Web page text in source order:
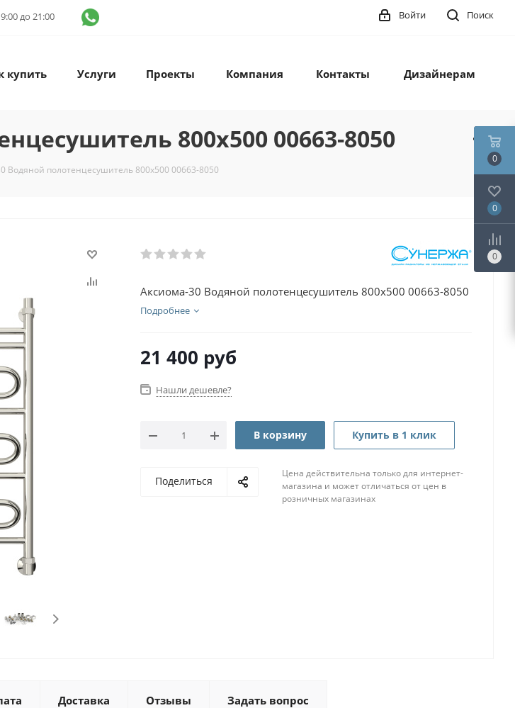
до 21:00 Поиск
Войти
купить Услуги Проекты Компания Контакты Дизайнерам
800х500 00663-8050
Водяной полотенцесушитель 800х500 00663-8050
Аксиома-30 Водяной полотенцесушитель 800х500 00663-8050
Подробнее
21 400 руб
Нашли дешевле?
В корзину Купить в 1 клик
Поделиться
Цена действительна только для интернет-
магазина и может отличаться от цен в
розничных магазинах
Доставка Отзывы Задать вопрос
0
0
0